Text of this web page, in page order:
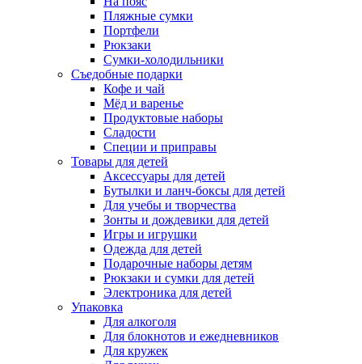
Пляжные сумки
Портфели
Рюкзаки
Сумки-холодильники
Съедобные подарки
Кофе и чай
Мёд и варенье
Продуктовые наборы
Сладости
Специи и приправы
Товары для детей
Аксессуары для детей
Бутылки и ланч-боксы для детей
Для учебы и творчества
Зонты и дождевики для детей
Игры и игрушки
Одежда для детей
Подарочные наборы детям
Рюкзаки и сумки для детей
Электроника для детей
Упаковка
Для алкоголя
Для блокнотов и ежедневников
Для кружек